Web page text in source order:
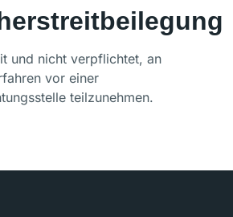
und nicht verpflichtet, an
vor einer
teilzunehmen.